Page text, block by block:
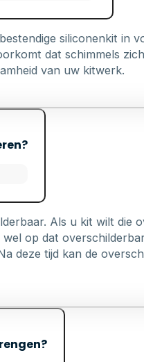
siliconenkit in
dat schimmels
van uw kitwerk.
Als u kit wilt die
op dat
deze tijd kan de